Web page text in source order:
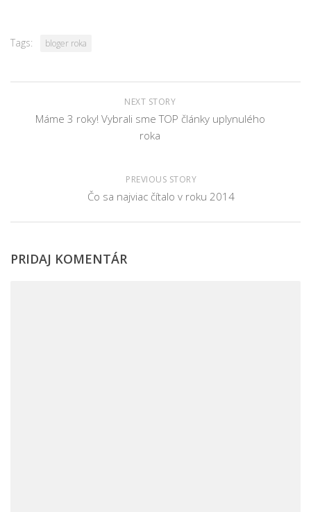
Tags: bloger roka
NEXT STORY
Máme 3 roky! Vybrali sme TOP články uplynulého
roka
PREVIOUS STORY
Čo sa najviac čítalo v roku 2014
PRIDAJ KOMENTÁR